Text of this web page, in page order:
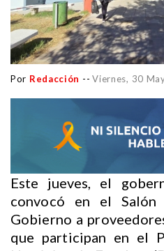
Por Redacción -- Viernes, 30
Este jueves, el
convocó en el
Gobierno a
que participan en el